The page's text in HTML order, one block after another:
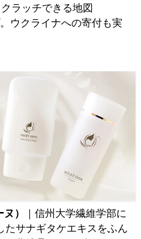
クラッチできる地図
ウクライナへの寄付も実
）
｜信州大学繊維学部に
たサナギタケエキスをふん